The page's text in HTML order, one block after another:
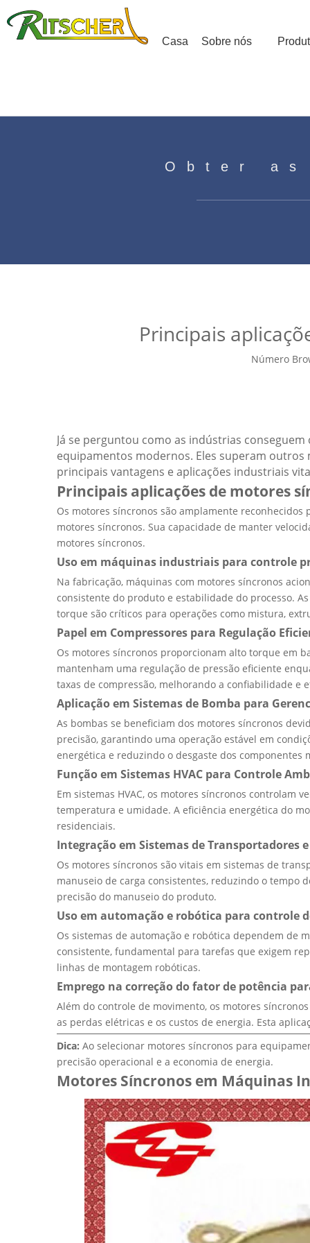
Casa Sobre nós
Obter
Principais
Número
Já se perguntou como as indústrias
equipamentos modernos. Eles superam
principais vantagens e aplicações industriais
Principais aplicações de motores
Os motores síncronos são amplamente
motores síncronos. Sua capacidade de manter
motores síncronos.
Uso em máquinas industriais para controle
Na fabricação, máquinas com motores síncronos
consistente do produto e estabilidade do processo.
torque são críticos para operações como mistura,
Papel em Compressores para Regulação
Os motores síncronos proporcionam alto torque em
mantenham uma regulação de pressão eficiente
taxas de compressão, melhorando a confiabilidade e
Aplicação em Sistemas de Bomba para
As bombas se beneficiam dos motores síncronos
precisão, garantindo uma operação estável em
energética e reduzindo o desgaste dos componentes
Função em Sistemas HVAC para Controle
Em sistemas HVAC, os motores síncronos controlam
temperatura e umidade. A eficiência energética do
residenciais.
Integração em Sistemas de Transportadores
Os motores síncronos são vitais em sistemas de
manuseio de carga consistentes, reduzindo o tempo
precisão do manuseio do produto.
Uso em automação e robótica para controle
Os sistemas de automação e robótica dependem de
consistente, fundamental para tarefas que exigem
linhas de montagem robóticas.
Emprego na correção do fator de potência
Além do controle de movimento, os motores
as perdas elétricas e os custos de energia. Esta
Dica: Ao selecionar motores síncronos para
precisão operacional e a economia de energia.
Motores Síncronos em Máquinas